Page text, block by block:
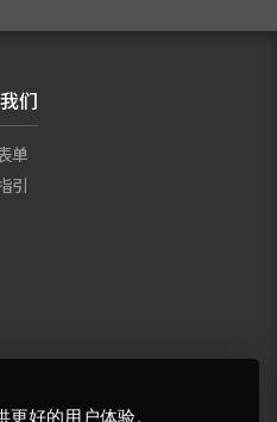
好的用户体验。
们
单
引